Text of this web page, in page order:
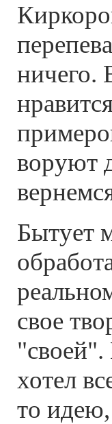
ничего.
воруют
Бытует
свое
"своей".
хотел
то